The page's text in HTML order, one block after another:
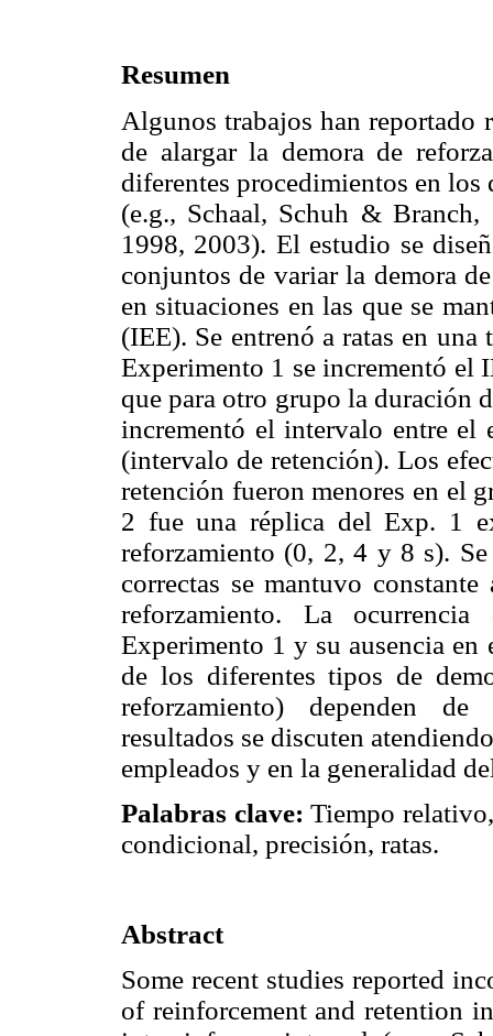
Resumen
Algunos trabajos han reportado
de alargar la demora de
diferentes procedimientos en los
(e.g., Schaal, Schuh &
1998, 2003). El estudio se
conjuntos de variar la demora
en situaciones en las que se
(IEE). Se entrenó a ratas en
Experimento 1 se incrementó el
que para otro grupo la duración
incrementó el intervalo entre el
(intervalo de retención). Los
retención fueron menores en el
2 fue una réplica del Exp. 1
reforzamiento (0, 2, 4 y 8 s).
correctas se mantuvo
reforzamiento. La
Experimento 1 y su ausencia
de los diferentes tipos de
reforzamiento) dependen
resultados se discuten
empleados y en la generalidad
Palabras clave:Tiempo
condicional, precisión, ratas.
Abstract
Some recent studies reported
of reinforcement and retention